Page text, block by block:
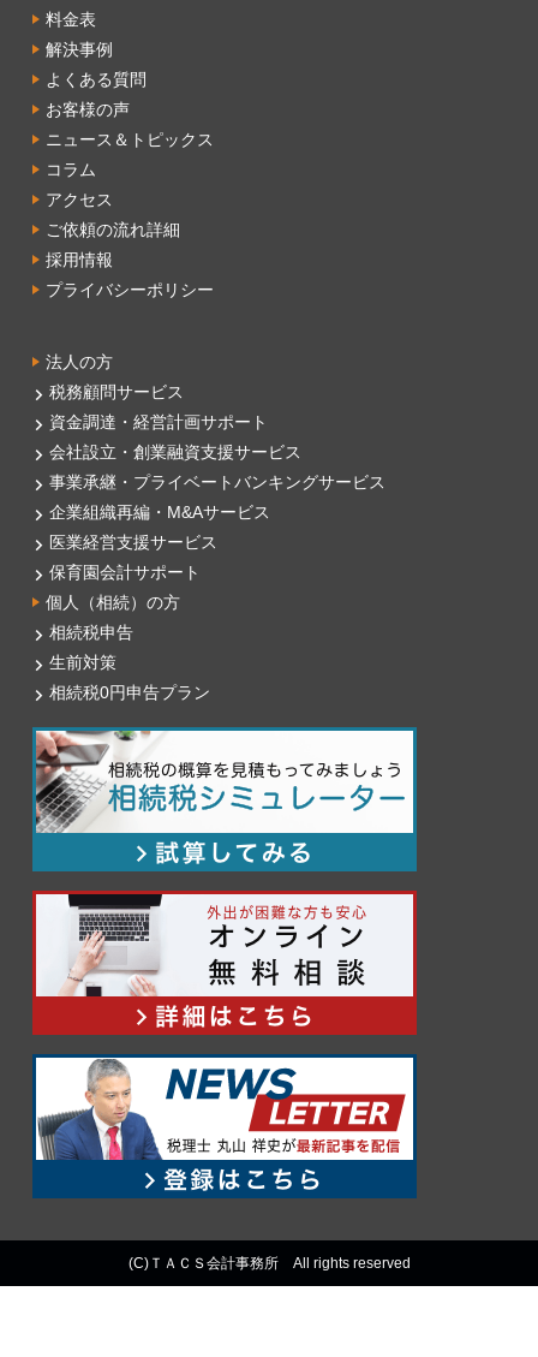
料金表
解決事例
よくある質問
お客様の声
ニュース＆トピックス
コラム
アクセス
ご依頼の流れ詳細
採用情報
プライバシーポリシー
法人の方
税務顧問サービス
資金調達・経営計画サポート
会社設立・創業融資支援サービス
事業承継・プライベートバンキングサービス
企業組織再編・M&Aサービス
医業経営支援サービス
保育園会計サポート
個人（相続）の方
相続税申告
生前対策
相続税0円申告プラン
(C)ＴＡＣＳ会計事務所 All rights reserved